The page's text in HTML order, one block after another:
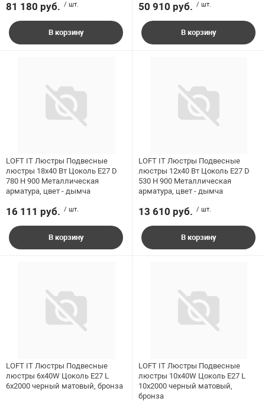
Количество ламп
Материал плафона / абажура
Стиль
Тип цоколя
Цвет плафона / абажура
81 180 руб. / шт.
В корзину
50 910 руб. / шт.
В корзину
LOFT IT Люстры Подвесные
люстры 18x40 Вт Цоколь E27 D
780 H 900 Металлическая
арматура, цвет - дымча
16 111 руб. / шт.
В корзину
LOFT IT Люстры Подвесные
люстры 12x40 Вт Цоколь E27 D
530 H 900 Металлическая
арматура, цвет - дымча
13 610 руб. / шт.
В корзину
LOFT IT Люстры Подвесные
люстры 6x40W Цоколь E27 L
6x2000 черный матовый, бронза
LOFT IT Люстры Подвесные
люстры 10x40W Цоколь E27 L
10x2000 черный матовый,
бронза